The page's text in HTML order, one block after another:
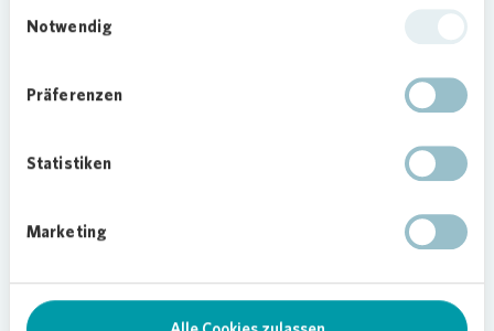
Notwendig
Präferenzen
Statistiken
Marketing
dem NABU umsetzt. Nisthilfen und
biologisch sinnvolle Heckenbepflanzungen sind
Wohnumfeldgestaltung von
Quartieren bundesweit zum Einsatz kommen. Der
NABU begleitet die Erstellung des
für Umwelt und Artenschutz zu erzielen.